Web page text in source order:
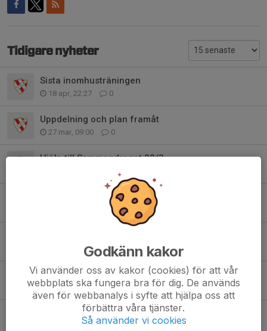
Tidigare nyheter
Sista inomhusträningen
18 apr, 22:27 0
Uppdelning och plan framåt
27 mar, 09:00 0
Hjälp till Sammandraget 22/3
Sammandrag 22/3
2
10 feb, 06:38 0
Info från föräldramötet
18 jan, 20:39 0
Höstlov och Halloweentema
23 okt 2025 1
Godkänn kakor
Vi använder oss av kakor (cookies) för att vår
webbplats ska fungera bra för dig. De används
även för webbanalys i syfte att hjälpa oss att
förbättra våra tjänster.
Så använder vi cookies